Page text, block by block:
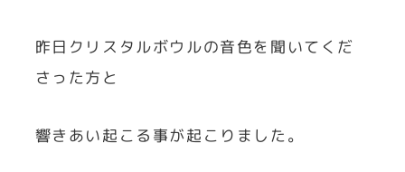
昨日クリスタルボウルの音色を聞いてくだ
さった方と
響きあい起こる事が起こりました。